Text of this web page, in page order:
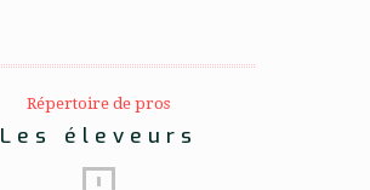
Répertoire de pros
Les éleveurs